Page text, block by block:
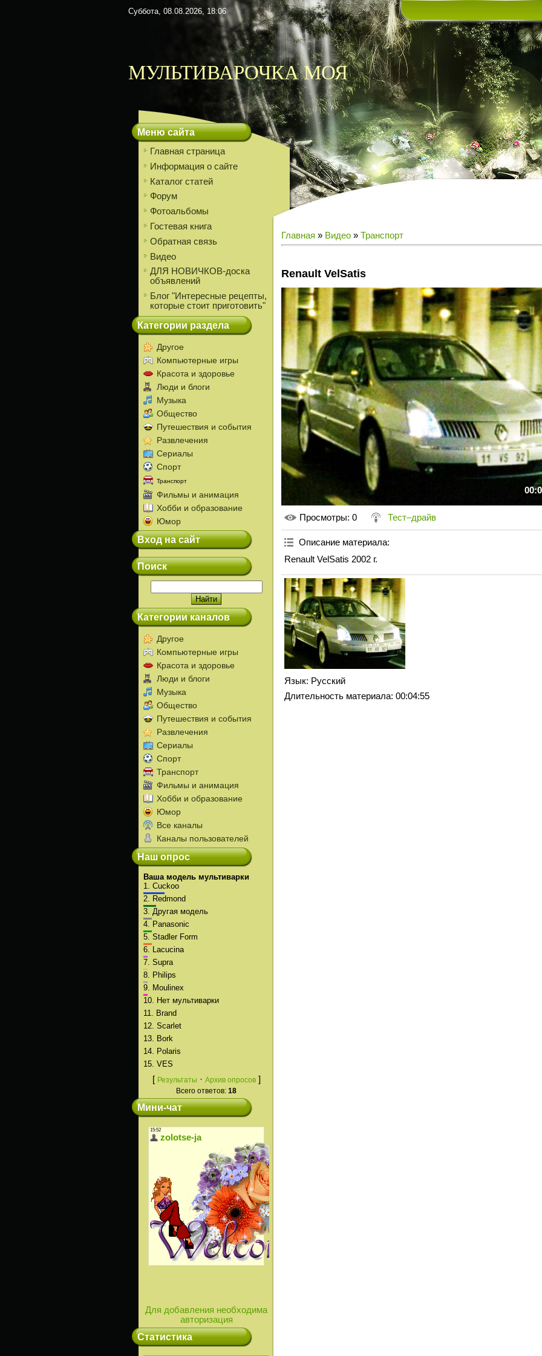
Суббота, 08.08.2026, 18:06
МУЛЬТИВАРОЧКА МОЯ
Меню сайта
Главная страница
Информация о сайте
Каталог статей
Форум
Фотоальбомы
Гостевая книга
Обратная связь
Видео
ДЛЯ НОВИЧКОВ-доска
объявлений
Блог "Интересные рецепты,
которые стоит приготовить"
Категории раздела
Другое
Компьютерные игры
Красота и здоровье
Люди и блоги
Музыка
Общество
Путешествия и события
Развлечения
Сериалы
Спорт
Транспорт
Фильмы и анимация
Хобби и образование
Юмор
Вход на сайт
Поиск
Категории каналов
Другое
Компьютерные игры
Красота и здоровье
Люди и блоги
Музыка
Общество
Путешествия и события
Развлечения
Сериалы
Спорт
Транспорт
Фильмы и анимация
Хобби и образование
Юмор
Все каналы
Каналы пользователей
Наш опрос
Ваша модель мультиварки
1. Cuckoo
2.
Redmond
3. Другая модель
4.
Panasonic
5. Stadler Form
6.
Lacucina
7. Supra
8.
Philips
9.
Moulinex
10.
Нет мультиварки
11.
Brand
12. Scarlet
13.
Bork
14.
Polaris
15. VES
[ Результаты · Архив опросов]
Всего ответов: 18
Мини-чат
Для добавления необходима
авторизация
Статистика
Главная » Видео » Транспорт
Renault VelSatis
Просмотры: 0 Тест–драйв
Описание материала:
Renault VelSatis 2002 г.
Язык: Русский
Длительность материала: 00:04:55